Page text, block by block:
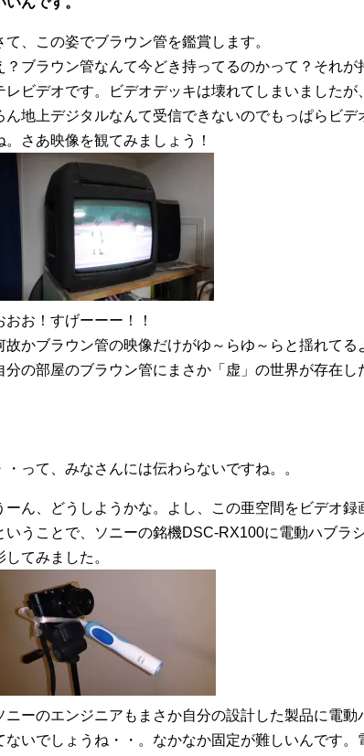
て、この姿でブラウン管を鑑賞します。
？ブラウン管なんて今どき持ってるのかって？それ
レビデオです。ビデオデッキは壊れてしまいました
ん地上デジタルなんて受信できないのでもっぱらビ
。さあ映像を観てみましょう！
おお！すげーーー！！
故かブラウン管の映像だけがゆ～らゆ～らと揺れてる
分の部屋のブラウン管にまさか「虚」の世界が存在し
・って、みなさんには伝わらないですね。。
ーん、どうしようかな。よし、この亜空間をビデオ録
いうことで、ソニーの銘機DSC-RX100に電動ハブラ
してみました。
ニーのエンジニアもまさか自分の設計した製品に電
ないでしょうね・・。なかなか固定が難しいんです